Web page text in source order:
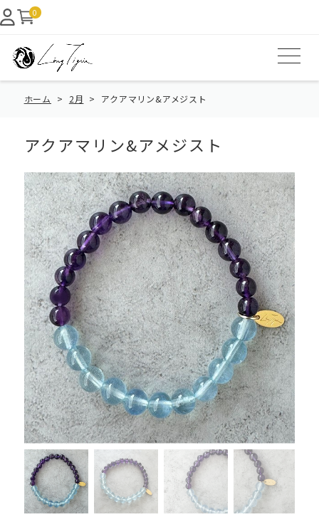
0
ホーム 2月 アクアマリン&アメジスト
アクアマリン&アメジスト